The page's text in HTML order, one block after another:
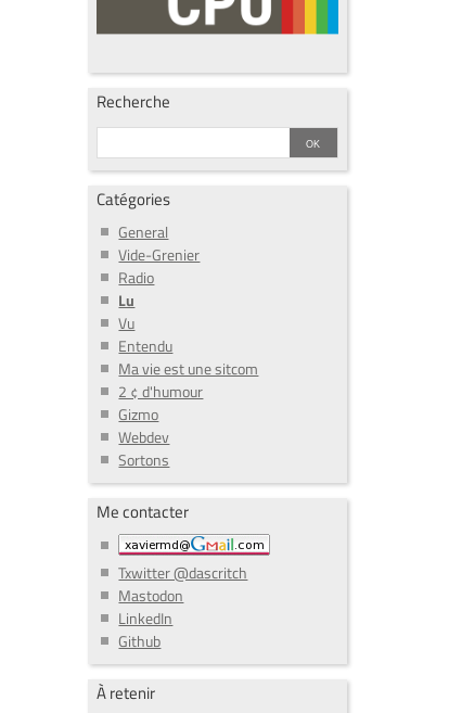
Recherche
Catégories
General
Vide-Grenier
Radio
Lu
Vu
Entendu
Ma vie est une sitcom
2 ¢ d'humour
Gizmo
Webdev
Sortons
Me contacter
Txwitter @dascritch
Mastodon
LinkedIn
Github
À retenir